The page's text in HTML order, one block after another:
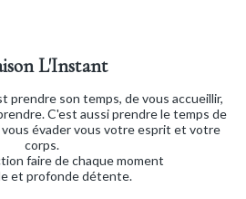
L'Instant
prendre son temps, de vous accueillir,
C'est aussi prendre le temps de
évader vous votre esprit et votre
corps.
faire de chaque moment
et profonde détente.